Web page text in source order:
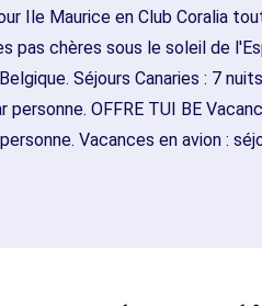
Ile Maurice en Club Coralia
pas chères sous le soleil de
Séjours Canaries : 7
personne. OFFRE TUI BE
Vacances en avion :